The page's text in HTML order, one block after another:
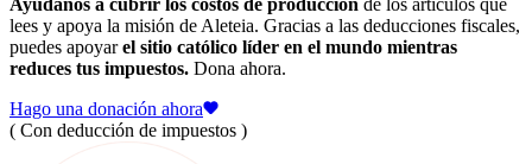
lees y apoya la misión de Aleteia. Gracias a las deducciones fiscales,
puedes apoyarel sitio católico líder en el mundo mientras
reduces tus impuestos. Dona ahora.
Hago una donación ahora
( Con deducción de impuestos )